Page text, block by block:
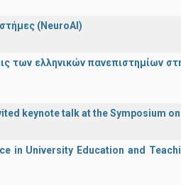
(NeuroAI)
των ελληνικών πανεπιστημίων
keynote talk at the Symposium
in University Education and